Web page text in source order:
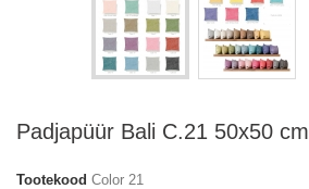
Padjapüür Bali C.21 50x50 cm
Tootekood Color 21